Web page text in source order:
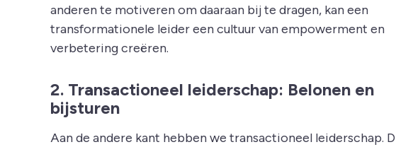
anderen te motiveren om daaraan bij te dragen, kan een
transformationele leider een cultuur van empowerment en
verbetering creëren.
2. Transactioneel leiderschap: Belonen en
bijsturen
Aan de andere kant hebben we transactioneel leiderschap.